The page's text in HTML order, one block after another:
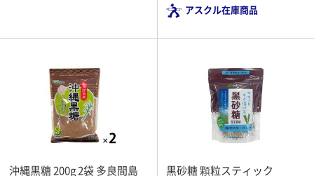
アスクル在庫商品
沖縄黒糖 200g 2袋 多良間島
黒砂糖 顆粒スティック